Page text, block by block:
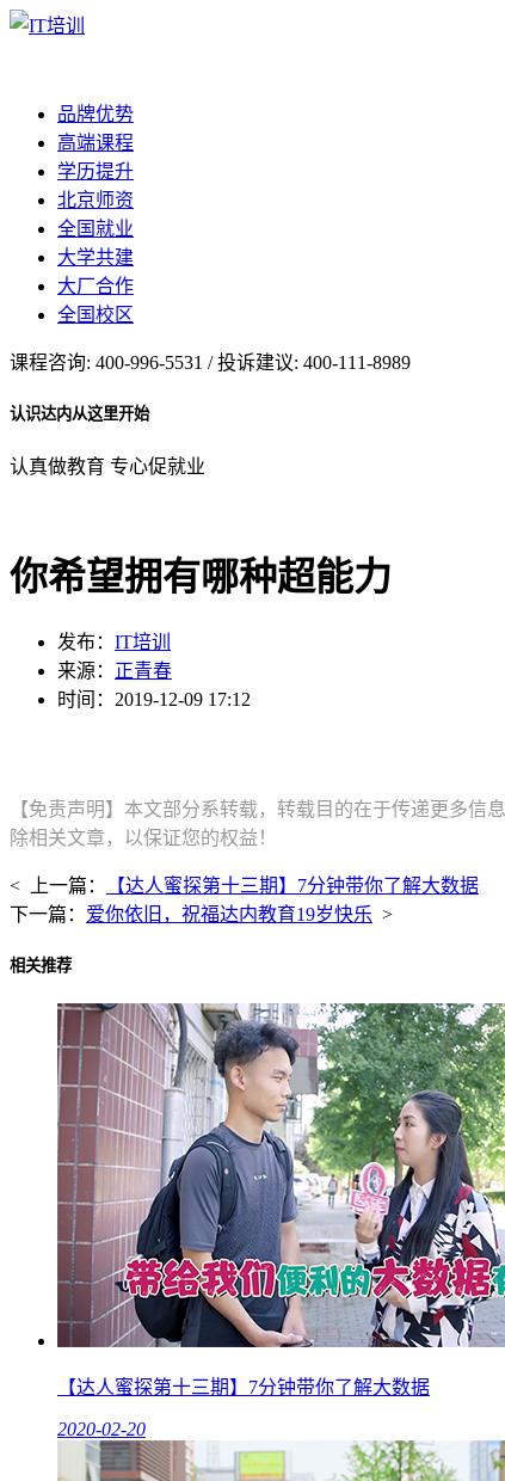
品牌优势
高端课程
学历提升
北京师资
全国就业
大学共建
大厂合作
全国校区
课程咨询: 400-996-5531 / 投诉建议: 400-111-8989
认识达内从这里开始
认真做教育 专心促就业
你希望拥有哪种超能力
发布： IT培训
来源： 正青春
时间：2019-12-09 17:12
【免责声明】本文部分系转载，转载目的在于传递更多
除相关文章，以保证您的权益！
< 上一篇：
【达人蜜探第十三期】7分钟带你了解大数据
下一篇： 爱你依旧，祝福达内教育19岁快乐 >
相关推荐
【达人蜜探第十三期】7分钟带你了解大数据
2020-02-20